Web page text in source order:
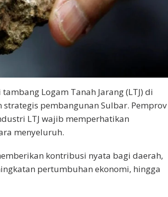
Logam Tanah Jarang (LTJ) di
pembangunan Sulbar. Pemprov
LTJ wajib memperhatikan
menyeluruh.
kontribusi nyata bagi daerah,
pertumbuhan ekonomi, hingga